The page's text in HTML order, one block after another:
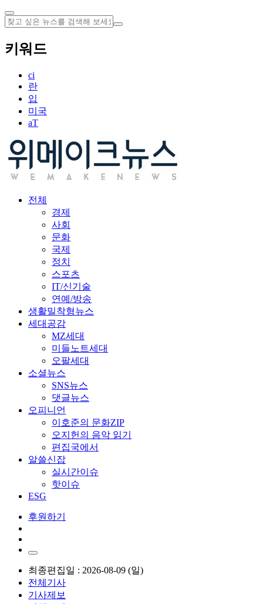
키워드
ci
란
입
미국
aT
전체
경제
사회
문화
국제
정치
스포츠
IT/신기술
연예/방송
생활밀착형뉴스
세대공감
MZ세대
미들노트세대
오팔세대
소셜뉴스
SNS뉴스
댓글뉴스
오피니언
이호준의 문화ZIP
오지헌의 음악 읽기
편집국에서
알쓸신잡
실시간이슈
핫이슈
ESG
후원하기
최종편집일 : 2026-08-09 (일)
전체기사
기사제보